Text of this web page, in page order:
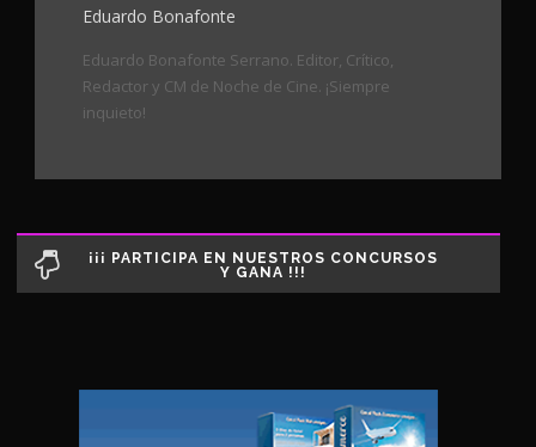
Eduardo Bonafonte
Eduardo Bonafonte Serrano. Editor, Crítico,
Redactor y CM de Noche de Cine. ¡Siempre
inquieto!
¡¡¡ PARTICIPA EN NUESTROS CONCURSOS
Y GANA !!!